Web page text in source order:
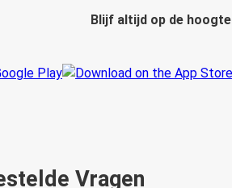
Blijf altijd op de hoogte
Vragen